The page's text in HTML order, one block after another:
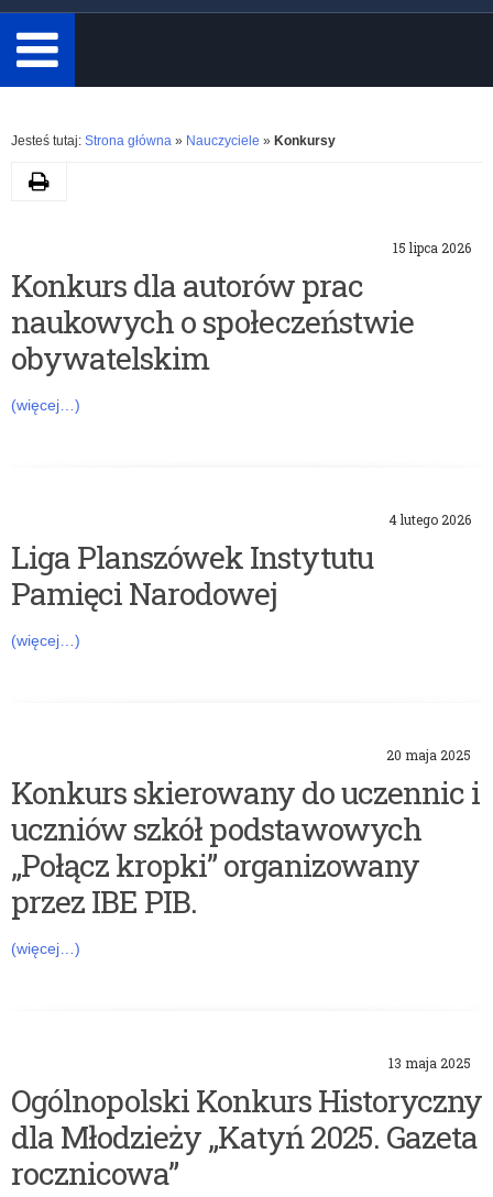
minimum
3
znaki.
Rozwiń
Jesteś tutaj: Strona główna » Nauczyciele » Konkursy
a
t
e
g
i
a
:
n
k
u
r
15 lipca 2026
Konkurs dla autorów prac
naukowych o społeczeństwie
obywatelskim
(więcej…)
4 lutego 2026
Liga Planszówek Instytutu
Pamięci Narodowej
(więcej…)
20 maja 2025
Konkurs skierowany do uczennic i
uczniów szkół podstawowych
„Połącz kropki” organizowany
przez IBE PIB.
(więcej…)
13 maja 2025
Ogólnopolski Konkurs Historyczny
dla Młodzieży „Katyń 2025. Gazeta
rocznicowa”